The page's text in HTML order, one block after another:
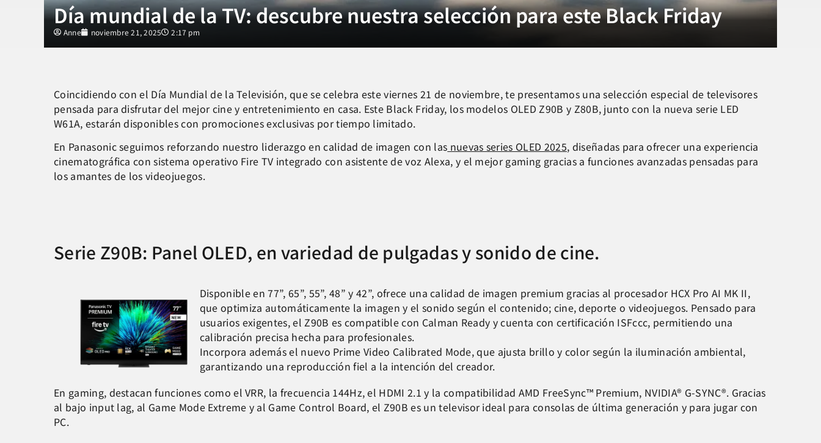
Día mundial de la TV: descubre nuestra selección para este Black Friday
Anne noviembre 21, 2025 2:17 pm
Coincidiendo con el Día Mundial de la Televisión, que se celebra este viernes 21 de noviembre, te presentamos una selección especial de televisores
pensada para disfrutar del mejor cine y entretenimiento en casa. Este Black Friday, los modelos OLED Z90B y Z80B, junto con la nueva serie LED
W61A, estarán disponibles con promociones exclusivas por tiempo limitado.
En Panasonic seguimos reforzando nuestro liderazgo en calidad de imagen con las nuevas series OLED 2025, diseñadas para ofrecer una experiencia
cinematográfica con sistema operativo Fire TV integrado con asistente de voz Alexa, y el mejor gaming gracias a funciones avanzadas pensadas para
los amantes de los videojuegos.
Serie Z90B: Panel OLED, en variedad de pulgadas y sonido de cine.
Disponible en 77”, 65”, 55”, 48” y 42”, ofrece una calidad de imagen premium gracias al procesador HCX Pro AI MK II,
que optimiza automáticamente la imagen y el sonido según el contenido; cine, deporte o videojuegos. Pensado para
usuarios exigentes, el Z90B es compatible con Calman Ready y cuenta con certificación ISFccc, permitiendo una
calibración precisa hecha para profesionales.
Incorpora además el nuevo Prime Video Calibrated Mode, que ajusta brillo y color según la iluminación ambiental,
garantizando una reproducción fiel a la intención del creador.
En gaming, destacan funciones como el VRR, la frecuencia 144Hz, el HDMI 2.1 y la compatibilidad AMD FreeSync™ Premium, NVIDIA® G-SYNC®. Gracias
al bajo input lag, al Game Mode Extreme y al Game Control Board, el Z90B es un televisor ideal para consolas de última generación y para jugar con
PC.